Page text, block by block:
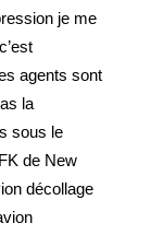
je me
agents sont
la
sous le
de New
décollage